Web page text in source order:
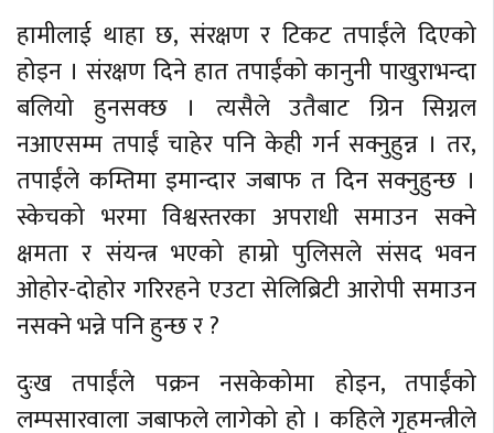
हामीलाई थाहा छ, संरक्षण र टिकट तपाईंले दिएको
होइन । संरक्षण दिने हात तपाईंको कानुनी पाखुराभन्दा
बलियो हुनसक्छ । त्यसैले उतैबाट ग्रिन सिग्नल
नआएसम्म तपाईं चाहेर पनि केही गर्न सक्नुहुन्न । तर,
तपाईंले कम्तिमा इमान्दार जबाफ त दिन सक्नुहुन्छ ।
स्केचको भरमा विश्वस्तरका अपराधी समाउन सक्ने
क्षमता र संयन्त्र भएको हाम्रो पुलिसले संसद भवन
ओहोर-दोहोर गरिरहने एउटा सेलिब्रिटी आरोपी समाउन
नसक्ने भन्ने पनि हुन्छ र ?
दुःख तपाईंले पक्रन नसकेकोमा होइन, तपाईंको
लम्पसारवाला जबाफले लागेको हो । कहिले गृहमन्त्रीले